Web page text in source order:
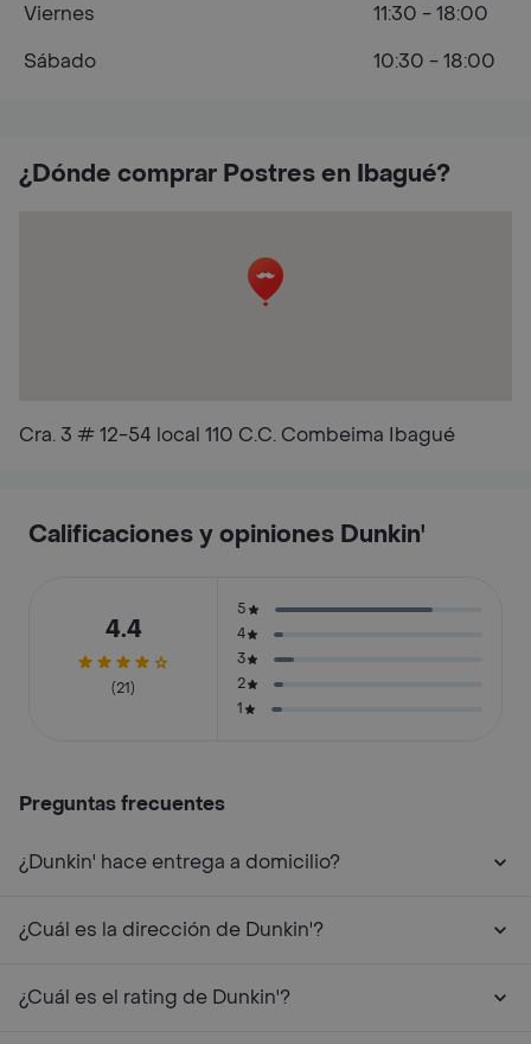
¿Dónde comprar Postres en Ibagué?
Cra. 3 # 12-54 local 110 C.C. Combeima Ibagué
Viernes
11:30 - 18:00
Sábado
10:30 - 18:00
Calificaciones y opiniones Dunkin'
4.4
(21)
5
4
3
2
1
Preguntas frecuentes
¿Dunkin' hace entrega a domicilio?
¿Cuál es la dirección de Dunkin'?
¿Cuál es el rating de Dunkin'?